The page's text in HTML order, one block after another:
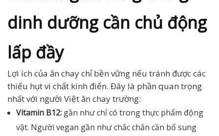
dinh dưỡng cần chủ động
lấp đầy
Lợi ích của ăn chay chỉ bền vững nếu tránh được các
thiếu hụt vi chất kinh điển. Đây là phần quan trọng
nhất với người Việt ăn chay trường:
Vitamin B12: gần như chỉ có trong thực phẩm động
vật. Người vegan gần như chắc chắn cần bổ sung